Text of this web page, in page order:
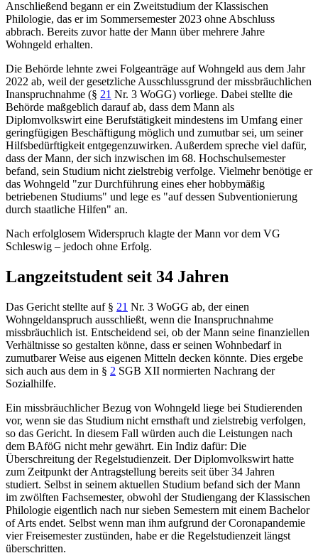
Anschließend begann er ein Zweitstudium der Klassischen
Philologie, das er im Sommersemester 2023 ohne Abschluss
abbrach. Bereits zuvor hatte der Mann über mehrere Jahre
Wohngeld erhalten.
Die Behörde lehnte zwei Folgeanträge auf Wohngeld aus dem Jahr
2022 ab, weil der gesetzliche Ausschlussgrund der missbräuchlichen
Inanspruchnahme (§ 21 Nr. 3 WoGG) vorliege. Dabei stellte die
Behörde maßgeblich darauf ab, dass dem Mann als
Diplomvolkswirt eine Berufstätigkeit mindestens im Umfang einer
geringfügigen Beschäftigung möglich und zumutbar sei, um seiner
Hilfsbedürftigkeit entgegenzuwirken. Außerdem spreche viel dafür,
dass der Mann, der sich inzwischen im 68. Hochschulsemester
befand, sein Studium nicht zielstrebig verfolge. Vielmehr benötige er
das Wohngeld "zur Durchführung eines eher hobbymäßig
betriebenen Studiums" und lege es "auf dessen Subventionierung
durch staatliche Hilfen" an.
Nach erfolglosem Widerspruch klagte der Mann vor dem VG
Schleswig – jedoch ohne Erfolg.
Langzeitstudent seit 34 Jahren
Das Gericht stellte auf § 21 Nr. 3 WoGG ab, der einen
Wohngeldanspruch ausschließt, wenn die Inanspruchnahme
missbräuchlich ist. Entscheidend sei, ob der Mann seine finanziellen
Verhältnisse so gestalten könne, dass er seinen Wohnbedarf in
zumutbarer Weise aus eigenen Mitteln decken könnte. Dies ergebe
sich auch aus dem in § 2 SGB XII normierten Nachrang der
Sozialhilfe.
Ein missbräuchlicher Bezug von Wohngeld liege bei Studierenden
vor, wenn sie das Studium nicht ernsthaft und zielstrebig verfolgen,
so das Gericht. In diesem Fall würden auch die Leistungen nach
dem BAföG nicht mehr gewährt. Ein Indiz dafür: Die
Überschreitung der Regelstudienzeit. Der Diplomvolkswirt hatte
zum Zeitpunkt der Antragstellung bereits seit über 34 Jahren
studiert. Selbst in seinem aktuellen Studium befand sich der Mann
im zwölften Fachsemester, obwohl der Studiengang der Klassischen
Philologie eigentlich nach nur sieben Semestern mit einem Bachelor
of Arts endet. Selbst wenn man ihm aufgrund der Coronapandemie
vier Freisemester zustünden, habe er die Regelstudienzeit längst
überschritten.